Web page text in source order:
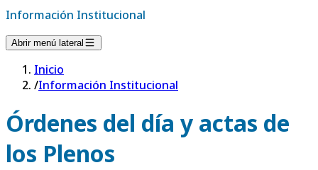
Información Institucional
Abrir menú lateral
Inicio
/Información Institucional
Órdenes del día y actas de
los Plenos